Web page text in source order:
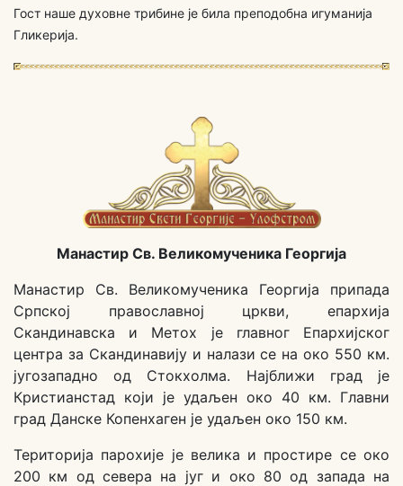
Гост наше духовне трибине је била преподобна игуманија
Гликерија.
Манастир Св. Великомученика Георгија
Манастир Св. Великомученика Георгија припада
Српској православној цркви, епархија
Скандинавска и Метох је главног Епархијског
центра за Скандинавију и налази се на око 550 км.
југозападно од Стокхолма. Најближи град је
Кристианстад који је удаљен око 40 км. Главни
град Данске Копенхаген је удаљен око 150 км.
Територија парохије је велика и простире се око
200 км од севера на југ и око 80 од запада на